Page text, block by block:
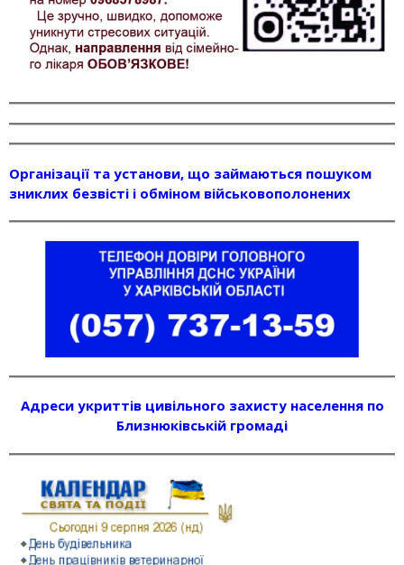
Організації та установи, що займаються пошуком
зниклих безвісті і обміном військовополонених
Адреси укриттів цивільного захисту населення по
Близнюківській громаді